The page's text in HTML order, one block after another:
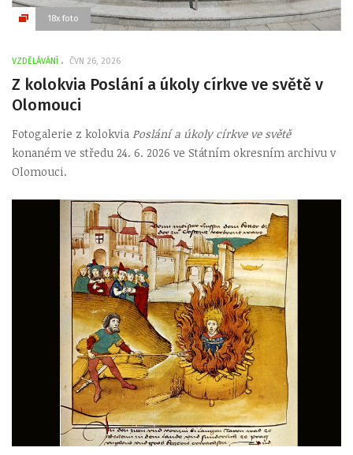
18x foto
VZDĚLÁVÁNÍ ČVN 26, 2026
Z kolokvia Poslání a úkoly církve ve světě v
Olomouci
Fotogalerie z kolokvia Poslání a úkoly církve ve světě
konaném ve středu 24. 6. 2026 ve Státním okresním archivu v
Olomouci.